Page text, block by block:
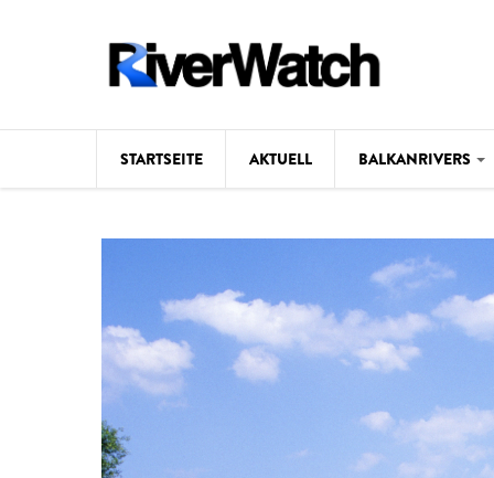
STARTSEITE AKTUELL BALKANRIVERS
Karte
Studien
Fotos
Videos
Aktuell